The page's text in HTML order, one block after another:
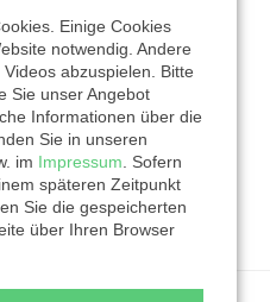
Einige Cookies
notwendig. Andere
abzuspielen. Bitte
Sie unser Angebot
Informationen über die
Sie in unseren
im Impressum . Sofern
späteren Zeitpunkt
Sie die gespeicherten
über Ihren Browser